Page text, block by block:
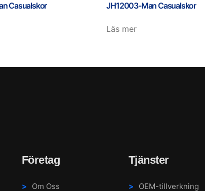
Casualskor JH12003-Man Casualskor
Läs mer
Företag
Om Oss
Tjänster
OEM-tillverkning